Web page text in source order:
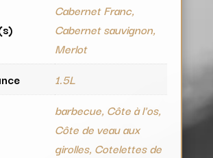
Cabernet Franc,
Cabernet sauvignon,
Merlot
1.5L
barbecue, Côte à l'os,
Côte de veau aux
girolles, Cotelettes de